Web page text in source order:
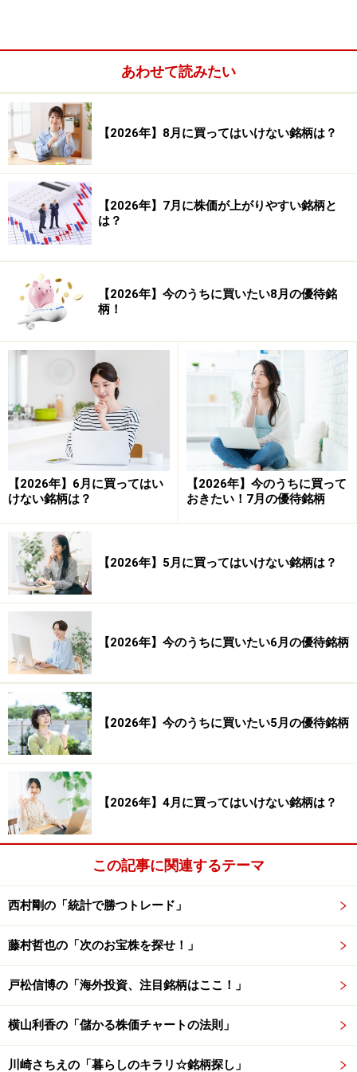
平均保持日数： 23.63 日
以上が、2月の株式市場の傾向（日経平均225銘柄）の検
証結果です。検証結果を見てみると、勝率は49.10％、平
均損益は0.17％となっています。勝率は5割を切っていま
すが、1トレードあたりの平均損益は若干のプラスとな
っています。過去の株価データを用いたこの検証結果に
よれば、2月の日経平均採用銘柄は、相場の格言で言わ
れるように下がりやすい傾向があるとは言えないでしょ
う。なお、全銘柄を対象とした検証は「2月株式市場の
傾向は？」
で取り上げていますので、こちらもあわせて
ご覧ください。
今回の検証では、日経平均採用銘柄（225銘柄）におい
て、相場の格言どおりの下落傾向は確認できませんでし
た。ただし、1月相場のような強い上昇傾向も確認でき
ないことから、安易なトレードを行うと不用意にリスク
を被ってしまう可能性もあります。次は、このような2
月相場で例年株価が下がりやすい傾向にある個別銘柄を
ご紹介したいと思います。
2月低成績ランキング
システムトレードの達人
上記の表は、先ほどの日経平均採用銘柄（225銘柄）を
対象とした検証において勝率が低かった銘柄のランキン
グです。今回は、勝率が40％以下の銘柄をご紹介しま
す。特に成績が不調だった銘柄を確認すると、
<6302>住友重機械工業【勝率30.77％】
<3105>日清紡ホールディングス【勝率30.77％】
<6762>TDK【勝率30.77％】
といった銘柄があげられます。これらは「機械・電気機
左右されやすく、景気動向に敏感な業種だと考えられま
す。相場の上昇を期待しづらい2月相場において、「機
械・電気機器」といった景気敏感株は投資家のリスク回
避を目的とした売りが出やすく、株価は軟調に推移する
傾向があると言えるでしょう。
このように業種や個別銘柄は、月によって株価が上がり
やすい場合と下がりやすい場合があります。今回のよう
あわせて読みたい
【2026年】8月に買ってはいけない銘柄は？
【2026年】7月に株価が上がりやすい銘柄と
は？
【2026年】今のうちに買いたい8月の優待銘
柄！
【2026年】6月に買ってはい
けない銘柄は？
【2026年】今のうちに買って
おきたい！7月の優待銘柄
【2026年】5月に買ってはいけない銘柄は？
【2026年】今のうちに買いたい6月の優待銘柄
【2026年】今のうちに買いたい5月の優待銘柄
【2026年】4月に買ってはいけない銘柄は？
この記事に関連するテーマ
西村剛の「統計で勝つトレード」
藤村哲也の「次のお宝株を探せ！」
戸松信博の「海外投資、注目銘柄はここ！」
横山利香の「儲かる株価チャートの法則」
川崎さちえの「暮らしのキラリ☆銘柄探し」